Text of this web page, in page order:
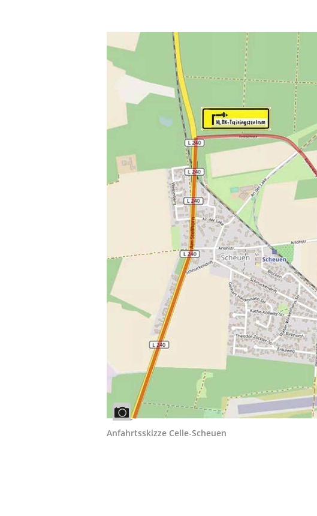
Anfahrtsskizze Celle-Scheuen